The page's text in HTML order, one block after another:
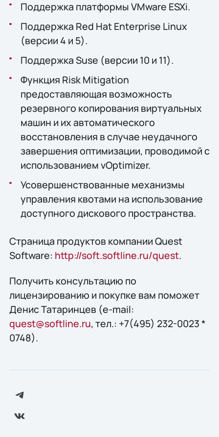
Поддержка платформы VMware ESXi.
Поддержка Red Hat Enterprise Linux
(версии 4 и 5).
Поддержка Suse (версии 10 и 11).
Функция Risk Mitigation
предоставляющая возможность
резервного копирования виртуальных
машин и их автоматического
восстановления в случае неудачного
завершения оптимизации, проводимой с
использованием vOptimizer.
Усовершенствованные механизмы
управления квотами на использование
доступного дискового пространства.
Страница продуктов компании Quest
Software: http://soft.softline.ru/quest.
Получить конcультацию по
лицензированию и покупке вам поможет
Денис Татаринцев (e-mail:
quest@softline.ru, тел.: +7(495) 232-0023 *
0748).